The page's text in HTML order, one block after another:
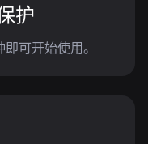
护
可开始使用。